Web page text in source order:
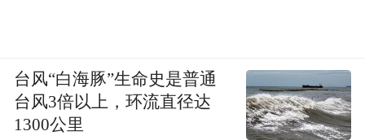
台风“白海豚”生命史是普通
台风3倍以上，环流直径达
1300公里